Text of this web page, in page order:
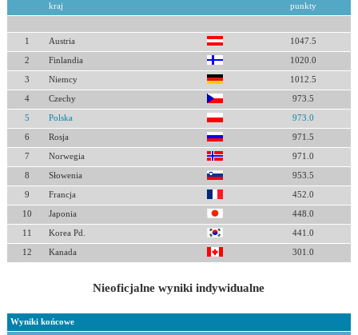
kraj punkty
1 Austria 1047.5
2 Finlandia 1020.0
3 Niemcy 1012.5
4 Czechy 973.5
5 Polska 973.0
6 Rosja 971.5
7 Norwegia 971.0
8 Słowenia 953.5
9 Francja 452.0
10 Japonia 448.0
11 Korea Pd. 441.0
12 Kanada 301.0
Nieoficjalne wyniki indywidualne
Wyniki końcowe